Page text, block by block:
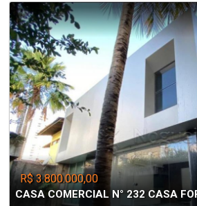
R$ 3.800.000,00
CASA COMERCIAL N° 232 CASA